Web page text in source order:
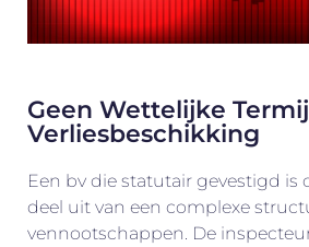
Geen Wettelijke
Verliesbeschikking
Een bv die statutair gevestigd is
deel uit van een complexe
vennootschappen. De